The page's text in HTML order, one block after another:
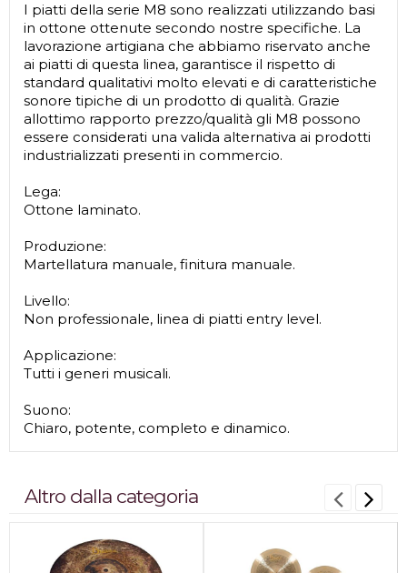
I piatti della serie M8 sono realizzati utilizzando basi
in ottone ottenute secondo nostre specifiche. La
lavorazione artigiana che abbiamo riservato anche
ai piatti di questa linea, garantisce il rispetto di
standard qualitativi molto elevati e di caratteristiche
sonore tipiche di un prodotto di qualità. Grazie
allottimo rapporto prezzo/qualità gli M8 possono
essere considerati una valida alternativa ai prodotti
industrializzati presenti in commercio.
Lega:
Ottone laminato.
Produzione:
Martellatura manuale, finitura manuale.
Livello:
Non professionale, linea di piatti entry level.
Applicazione:
Tutti i generi musicali.
Suono:
Chiaro, potente, completo e dinamico.
Altro dalla categoria